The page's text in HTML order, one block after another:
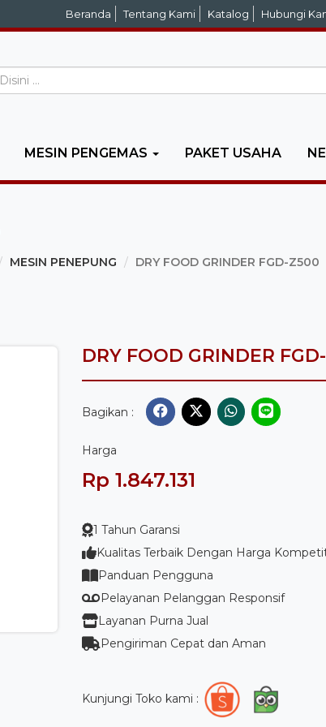
Beranda Tentang Kami Katalog Hubungi
MESIN PENGEMAS PAKET USAHA
MESIN PENEPUNG DRY FOOD GRINDER FGD-Z500
DRY FOOD GRINDER
Bagikan :
Harga
Rp 1.847.131
1 Tahun Garansi
Kualitas Terbaik Dengan Harga
Panduan Pengguna
Pelayanan Pelanggan Responsif
Layanan Purna Jual
Pengiriman Cepat dan Aman
Kunjungi Toko kami :